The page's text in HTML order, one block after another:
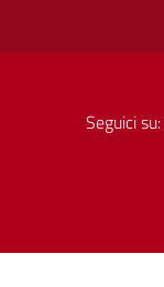
Seguici su: